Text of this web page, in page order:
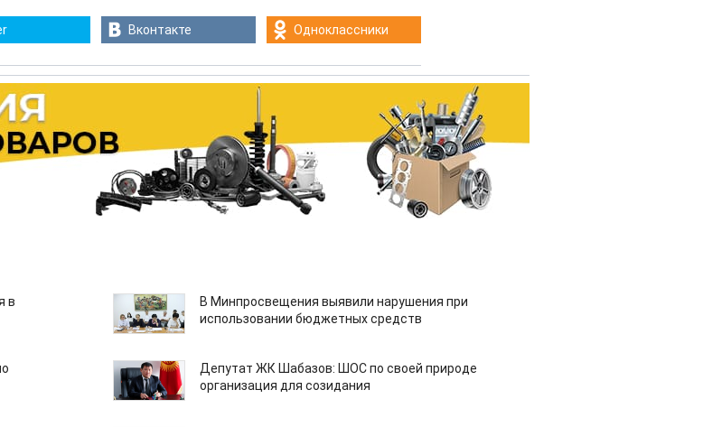
Вконтакте Одноклассники
в
В Минпросвещения выявили нарушения при
использовании бюджетных средств
Депутат ЖК Шабазов: ШОС по своей природе
организация для созидания